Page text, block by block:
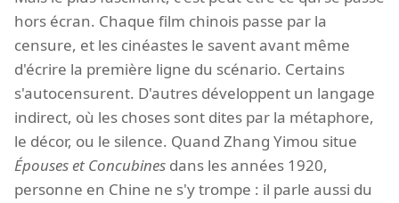
hors écran. Chaque film chinois passe par la
censure, et les cinéastes le savent avant même
d'écrire la première ligne du scénario. Certains
s'autocensurent. D'autres développent un langage
indirect, où les choses sont dites par la métaphore,
le décor, ou le silence. Quand Zhang Yimou situe
Épouses et Concubines dans les années 1920,
personne en Chine ne s'y trompe : il parle aussi du